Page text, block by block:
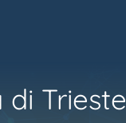
Trieste